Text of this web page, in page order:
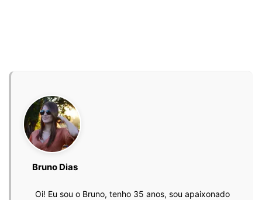
Bruno Dias
Oi! Eu sou o Bruno, tenho 35 anos, sou apaixonado